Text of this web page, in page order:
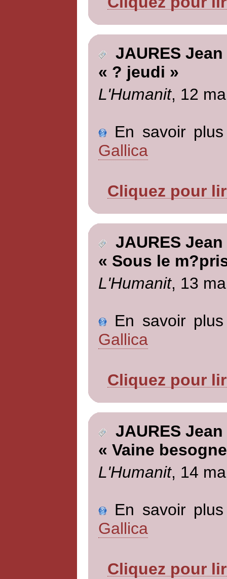
JAURES Jean
« ? jeudi »
L'Humanit, 12
En savoir
Gallica
Cliquez pour
JAURES Jean
« Sous le
L'Humanit, 13
En savoir
Gallica
Cliquez pour
JAURES Jean
« Vaine
L'Humanit, 14
En savoir
Gallica
Cliquez pour